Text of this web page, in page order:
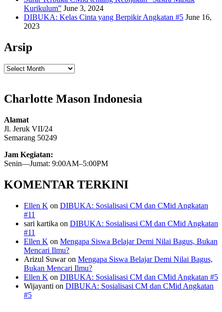
Kurikulum” June 3, 2024
DIBUKA: Kelas Cinta yang Berpikir Angkatan #5 June 16,
2023
Arsip
Arsip
Charlotte Mason Indonesia
Alamat
Jl. Jeruk VII/24
Semarang 50249
Jam Kegiatan:
Senin—Jumat: 9:00AM–5:00PM
KOMENTAR TERKINI
Ellen K on DIBUKA: Sosialisasi CM dan CMid Angkatan
#11
sari kartika on DIBUKA: Sosialisasi CM dan CMid Angkatan
#11
Ellen K on Mengapa Siswa Belajar Demi Nilai Bagus, Bukan
Mencari Ilmu?
Arizul Suwaron Mengapa Siswa Belajar Demi Nilai Bagus,
Bukan Mencari Ilmu?
Ellen K on DIBUKA: Sosialisasi CM dan CMid Angkatan #5
Wijayanti on DIBUKA: Sosialisasi CM dan CMid Angkatan
#5